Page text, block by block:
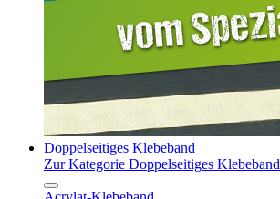
Doppelseitiges Klebeband
Zur Kategorie Doppelseitiges Klebeband